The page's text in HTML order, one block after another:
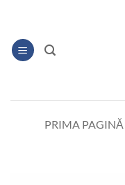
content
PRIMA PAGINĂ